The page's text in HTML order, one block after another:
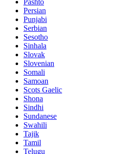
Persian
Punjabi
Serbian
Sesotho
Sinhala
Slovak
Slovenian
Somali
Samoan
Scots Gaelic
Shona
Sindhi
Sundanese
Swahili
Tajik
Tamil
Telugu